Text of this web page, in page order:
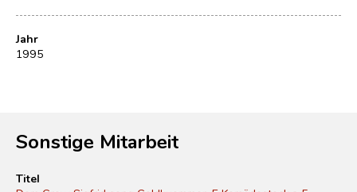
Jahr
1995
Sonstige Mitarbeit
Titel